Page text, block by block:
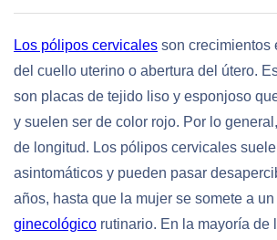
Los pólipos cervicales son crecimientos
del cuello uterino o abertura del útero.
son placas de tejido liso y esponjoso
y suelen ser de color rojo. Por lo
de longitud. Los pólipos cervicales
asintomáticos y pueden pasar
años, hasta que la mujer se somete a un
ginecológico rutinario. En la mayoría de